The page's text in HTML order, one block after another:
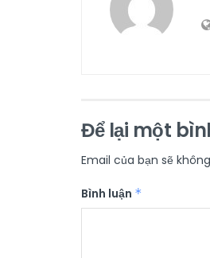
Để lại một
Email của bạn sẽ
Bình luận *